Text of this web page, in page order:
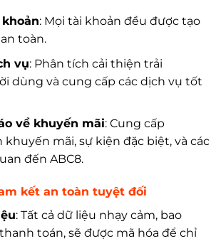
: Mọi tài khoản đều được tạo
toàn.
vụ: Phân tích cải thiện trải
dùng và cung cấp các dịch vụ tốt
về khuyến mãi: Cung cấp
mãi, sự kiện đặc biệt, và các
đến ABC8.
kết an toàn tuyệt đối
: Tất cả dữ liệu nhạy cảm, bao
toán, sẽ được mã hóa để chỉ